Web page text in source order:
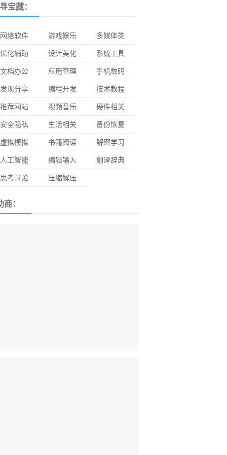
宝藏：
网络软件 游戏娱乐
多媒体类
优化辅助
设计美化
系统工具
文档办公
应用管理
手机数码
发现分享
编程开发
技术教程
推荐网站
视频音乐
硬件相关
安全隐私
生活相关
备份恢复
虚拟模拟
书籍阅读
解密学习
人工智能
编辑输入
翻译辞典
思考讨论
压缩解压
商：